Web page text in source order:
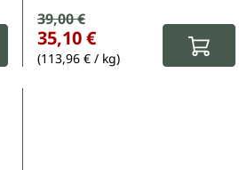
Verkaufspreis:
Regulärer Preis:
39,00 €
35,10 €
(113,96 € / kg)